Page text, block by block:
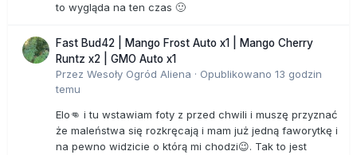
to wygląda na ten czas 🙂
Fast Bud42 | Mango Frost Auto x1 | Mango Cherry
Runtz x2 | GMO Auto x1
Przez Wesoły Ogród Aliena · Opublikowano 13 godzin
temu
Elo👊 i tu wstawiam foty z przed chwili i muszę przyznać
że maleństwa się rozkręcają i mam już jedną faworytkę i
na pewno widzicie o którą mi chodzi😉. Tak to jest